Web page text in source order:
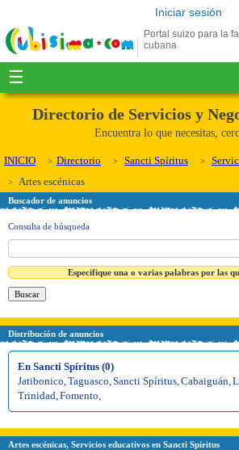
Iniciar sesión
Portal suizo para la
cubana
☰
Directorio de Servicios y
Encuentra lo que necesitas,
INICIO Directorio Sancti Spíritus
Artes escénicas
Buscador de anuncios
Consulta de búsqueda
Especifique una o varias palabras por las
Distribución de anuncios
En Sancti Spíritus (0)
Jatibonico Taguasco Sancti Spíritus Cabaiguán
Trinidad Fomento
Artes escénicas, Servicios educativos en Sancti Spíritus